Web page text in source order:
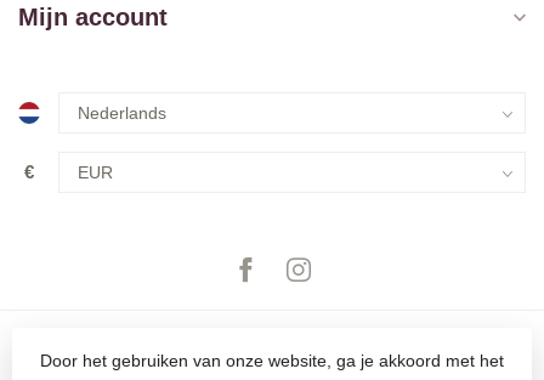
Mijn account
€
Door het gebruiken van onze website, ga je akkoord met het